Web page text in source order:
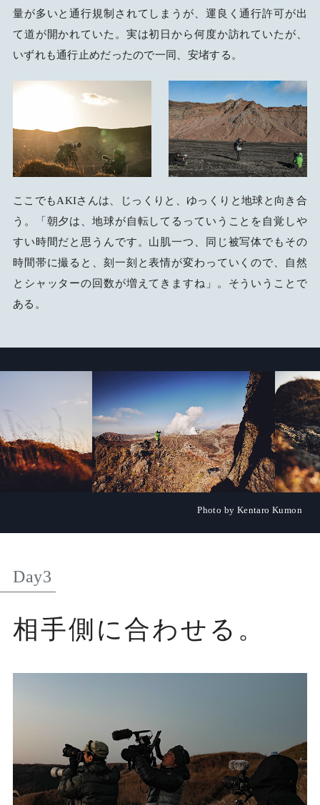
量が多いと通行規制されてしまうが、運良く通行許可が出
て道が開かれていた。実は初日から何度か訪れていたが、
いずれも通行止めだったので一同、安堵する。
ここでもAKIさんは、じっくりと、ゆっくりと地球と向き合
う。「朝夕は、地球が自転してるっていうことを自覚しや
すい時間だと思うんです。山肌一つ、同じ被写体でもその
時間帯に撮ると、刻一刻と表情が変わっていくので、自然
とシャッターの回数が増えてきますね」。そういうことで
ある。
Photo by Kentaro Kumon
Day3
相手側に合わせる。